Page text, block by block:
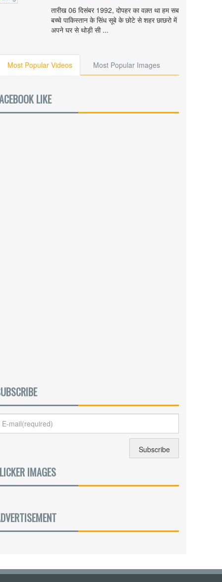
तारीख 06 दिसंबर 1992, दोपहर का वक़्त था हम सब
बच्चे पाकिस्तान के सिंध सूबे के छोटे से शहर छाछरो में
अपने घर से थोड़ी सी ...
Most Popular Videos Most Popular Images
LIKE
IMAGES